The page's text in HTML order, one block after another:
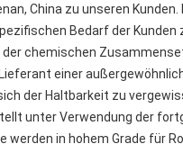
China zu unseren
Bedarf der
chemischen
einer
der Haltbarkeit zu
unter Verwendung der
werden in hohem Grade für